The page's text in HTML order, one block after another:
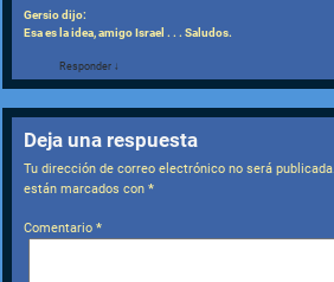
Gersio dijo:
Esa es la idea, amigo Israel . . . Saludos.
Responder ↓
Deja una respuesta
Tu dirección de correo electrónico no será publicada.
están marcados con*
Comentario*